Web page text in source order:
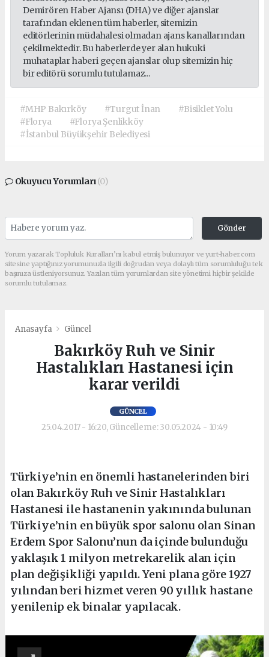
Demirören Haber Ajansı (DHA) ve diğer ajanslar
tarafından eklenen tüm haberler, sitemizin
editörlerinin müdahalesi olmadan ajans kanallarından
çekilmektedir. Bu haberlerde yer alan hukuki
muhataplar haberi geçen ajanslar olup sitemizin hiç
bir editörü sorumlu tutulamaz...
#MHP Bakırköy #Turgut İnan
#Bisiklet Yolu
#Florya
#Florya Şenlikköy
#İstanbul Büyükşehir Belediyesi
Okuyucu Yorumları(0)
Gönder
Yorum yazarak Topluluk Kuralları’nı kabul etmiş bulunuyor ve yurt-haber.com
sitesine yaptığınız yorumunuzla ilgili doğrudan veya dolaylı tüm sorumluluğu tek
başınıza üstleniyorsunuz. Yazılan tüm yorumlardan site yönetimi hiçbir şekilde
sorumlu tutulamaz.
Anasayfa Güncel
Bakırköy Ruh ve Sinir
Hastalıkları Hastanesi için
karar verildi
GÜNCEL
25.04.2017 - 16:20, Güncelleme: 30.05.2024 - 10:49
Türkiye’nin en önemli hastanelerinden biri
olan Bakırköy Ruh ve Sinir Hastalıkları
Hastanesi ile hastanenin yakınında bulunan
Türkiye’nin en büyük spor salonu olan Sinan
Erdem Spor Salonu’nun da içinde bulunduğu
yaklaşık 1 milyon metrekarelik alan için
plan değişikliği yapıldı. Yeni plana göre 1927
yılından beri hizmet veren 90 yıllık hastane
yenilenip ek binalar yapılacak.